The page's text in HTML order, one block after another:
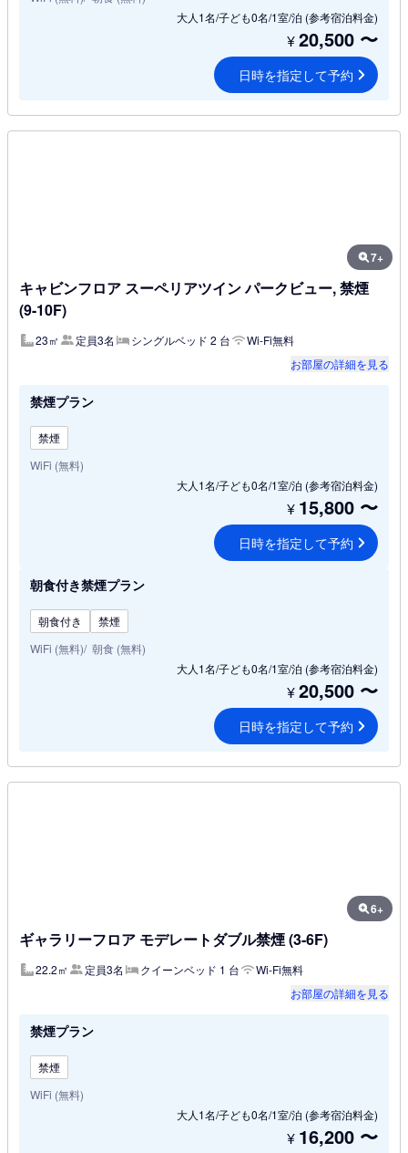
大人1名/子ども0名/1室/泊 (参考宿泊料金)
¥20,500 〜
日時を指定して予約
7+
キャビンフロア スーペリアツイン パークビュー, 禁煙
(9-10F)
23㎡ 定員3名 シングルベッド 2 台
Wi-Fi無料
お部屋の詳細を見る
禁煙プラン
禁煙
WiFi (無料)
大人1名/子ども0名/1室/泊 (参考宿泊料金)
¥ 15,800 〜
日時を指定して予約
朝食付き禁煙プラン
朝食付き
禁煙
WiFi (無料) 朝食 (無料)
大人1名/子ども0名/1室/泊 (参考宿泊料金)
¥20,500 〜
日時を指定して予約
6+
ギャラリーフロア モデレートダブル禁煙 (3-6F)
22.2㎡ 定員3名 クイーンベッド 1 台
Wi-Fi無料
お部屋の詳細を見る
禁煙プラン
禁煙
WiFi (無料)
大人1名/子ども0名/1室/泊 (参考宿泊料金)
¥ 16,200 〜